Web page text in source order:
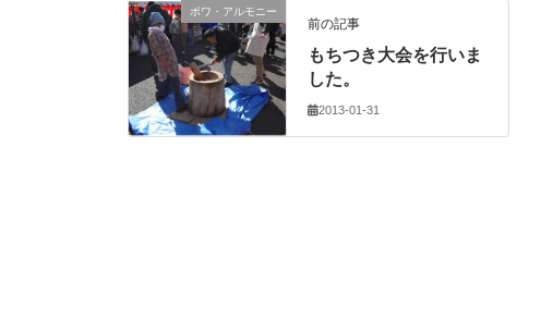
ボワ・アルモニー
前の記事
もちつき大会を行いま
した。
2013-01-31